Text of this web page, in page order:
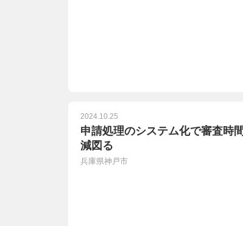
2024.10.25
申請処理のシステム化で審査時
減図る
兵庫県神戸市